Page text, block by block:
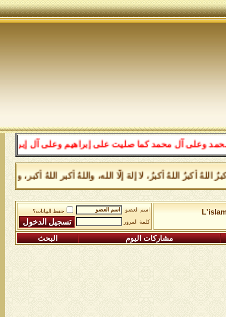
كما صليت على إبراهيم وعلى آل إبراهيم إنك حميد
اللهُ أكبرُ، لا إلهَ إلَّا الله، واللهُ أكبر اللهُ أكبر، ولله
اسم العضو
حفظ البيانات؟
كلمة المرور
مشاركات اليوم البحث